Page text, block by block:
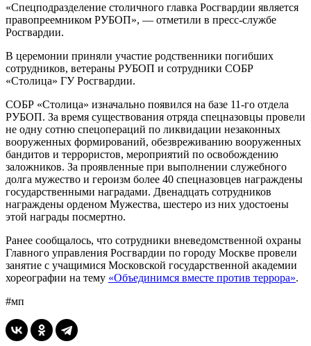
«Спецподразделение столичного главка Росгвардии является
правопреемником РУБОП», — отметили в пресс-службе
Росгвардии.
В церемонии приняли участие родственники погибших
сотрудников, ветераны РУБОП и сотрудники СОБР
«Столица» ГУ Росгвардии.
СОБР «Столица» изначально появился на базе 11-го отдела
РУБОП. За время существования отряда спецназовцы провели
не одну сотню спецопераций по ликвидации незаконных
вооруженных формирований, обезвреживанию вооруженных
бандитов и террористов, мероприятий по освобождению
заложников. За проявленные при выполнении служебного
долга мужество и героизм более 40 спецназовцев награждены
государственными наградами. Двенадцать сотрудников
награждены орденом Мужества, шестеро из них удостоены
этой награды посмертно.
Ранее сообщалось, что сотрудники вневедомственной охраны
Главного управления Росгвардии по городу Москве провели
занятие с учащимися Московской государственной академии
хореографии на тему «Объединимся вместе против террора».
#мп